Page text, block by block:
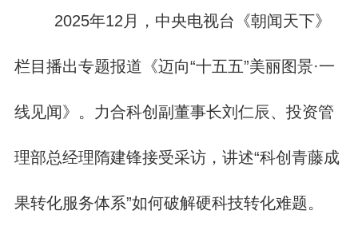
2025年12月，中央电视台《朝闻天下》
栏目播出专题报道《迈向“十五五”美丽图景·一
线见闻》。力合科创副董事长刘仁辰、投资管
理部总经理隋建锋接受采访，讲述“科创青藤成
果转化服务体系”如何破解硬科技转化难题。